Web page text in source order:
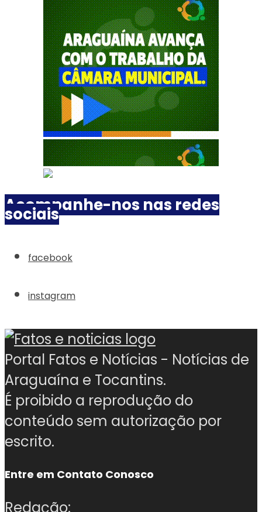
Acompanhe-nos nas redes
sociais
facebook
instagram
Portal Fatos e Notícias - Notícias de
Araguaína e Tocantins.
É proibido a reprodução do
conteúdo sem autorização por
escrito.
Entre em Contato Conosco
Redação: